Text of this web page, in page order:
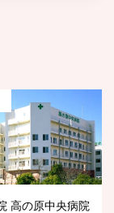
高の原中央病院